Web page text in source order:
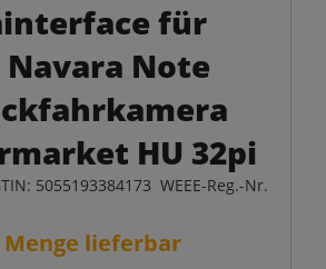
für
Navara Note
HU 32pi
5055193384173 WEEE-Reg.-Nr.
Menge lieferbar